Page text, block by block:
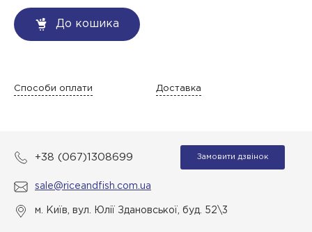
До кошика
Способи оплати Доставка
+38 (067)1308699 Замовити дзвінок
sale@riceandfish.com.ua
м. Київ, вул. Юлії Здановської, буд. 52\3